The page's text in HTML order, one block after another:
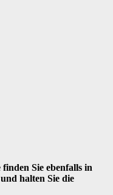
Sie ebenfalls in
halten Sie die